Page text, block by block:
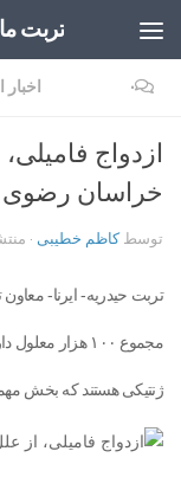
تربت ما
۰
ازدواج
خراسان رضوی
توسطکاظم خطیبی ·
تربت حیدریه- ایرنا-
ژنتیکی هستند که بخش